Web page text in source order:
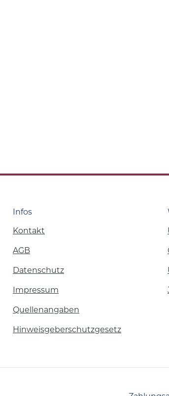
Infos
Kontakt
AGB
Datenschutz
Impressum
Quellenangaben
Hinweisgeberschutzgesetz